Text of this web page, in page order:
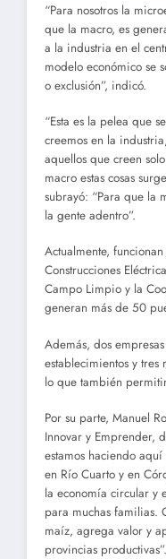
“Para nosotros la
que la macro, es
a la industria en el
modelo económico se
o exclusión”, indicó.
“Esta es la pelea que
creemos en la
aquellos que creen
macro estas cosas
subrayó: “Para que la
la gente adentro”.
Actualmente,
Construcciones
Campo Limpio y la
generan más de 50
Además, dos
establecimientos y tres
lo que también
Por su parte, Manuel
Innovar y Emprender,
estamos haciendo
en Río Cuarto y en
la economía circular y
para muchas familias.
maíz, agrega valor y
provincias productivas”.